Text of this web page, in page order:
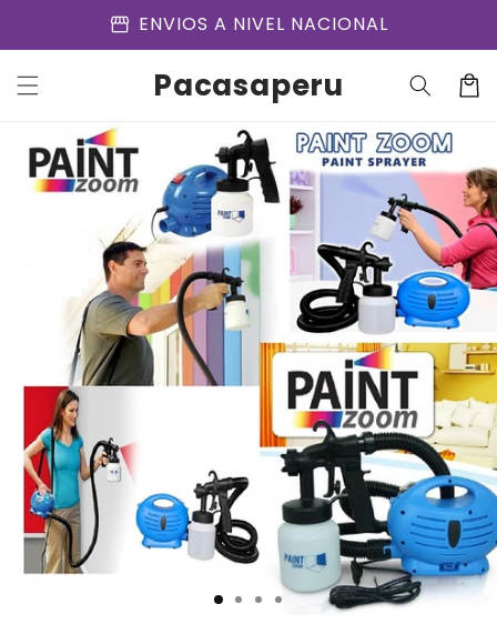
contenido
storefront ENVIOS A NIVEL NACIONAL
Pacasaperu Carrito
la
producto